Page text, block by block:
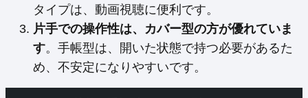
タイプは、動画視聴に便利です。
片手での操作性は、カバー型の方が優れていま
す。手帳型は、開いた状態で持つ必要があるた
め、不安定になりやすいです。